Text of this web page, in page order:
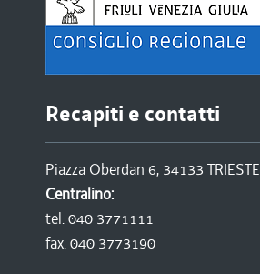
Recapiti e contatti
Piazza Oberdan 6, 34133 TRIESTE
Centralino:
tel. 040 3771111
fax. 040 3773190